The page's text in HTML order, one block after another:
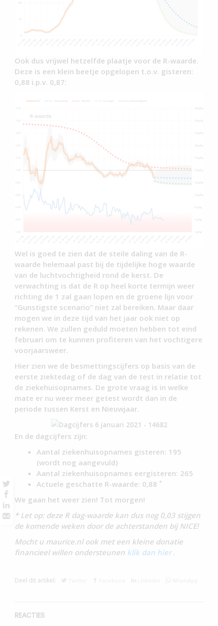
Ook dus vrijwel hetzelfde plaatje voor de R-waarde.
Deze is een klein beetje opgelopen t.o.v. gisteren:
0,88 i.p.v. 0,87:
Wel is goed te zien dat de steile daling van de R-
waarde helemaal past bij de tijdelijke hoge waarde
van de luchtvochtigheid rond de kerst. De
verwachting is dat de R op heel korte termijn weer
richting de 1 zal gaan lopen en de groene lijn voor
“Gunstigste scenario” niet zal bereiken. Maar daar
mogen we in deze tijd van het jaar ook niet op
rekenen. We zullen geduld moeten hebben tot eind
februari om te kunnen profiteren van het vochtigere
voorjaarsweer.
Hier zien we de besmettingscijfers op basis van de
eerste ziektedag of de dag van de test in relatie tot
de ziekehuisopnames. De grote vraag is in welke
mate er nu weer meer getest wordt dan in de
periode tussen Kerst en Nieuwjaar.
En de dagcijfers zijn:
Aantal ziekenhuisopnames gisteren: 195
(wordt nog aangevuld)
Aantal ziekenhuisopnames eergisteren: 265
Actuele geschatte R-waarde: 0,88 *
We gaan het weer zien! Tot morgen!
* Let op: deze R dag-waarde kan dus nog 0,03 stijgen
de komende weken door de achterstanden bij NICE!
Mocht u maurice.nl ook met een kleine donatie
financieel willen ondersteunen klik dan hier.
Deel dit artikel:
REACTIES